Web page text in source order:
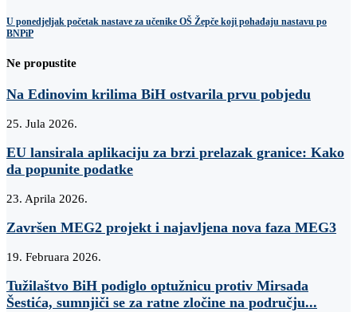
U ponedjeljak početak nastave za učenike OŠ Žepče koji pohađaju nastavu po
BNPiP
Ne propustite
Na Edinovim krilima BiH ostvarila prvu pobjedu
25. Jula 2026.
EU lansirala aplikaciju za brzi prelazak granice: Kako
da popunite podatke
23. Aprila 2026.
Završen MEG2 projekt i najavljena nova faza MEG3
19. Februara 2026.
Tužilaštvo BiH podiglo optužnicu protiv Mirsada
Šestića, sumnjiči se za ratne zločine na području...